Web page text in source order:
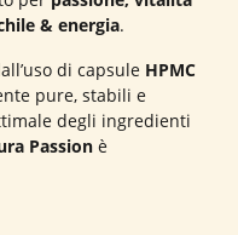
& energia.
di capsule HPMC
pure, stabili e
degli ingredienti
Passion è